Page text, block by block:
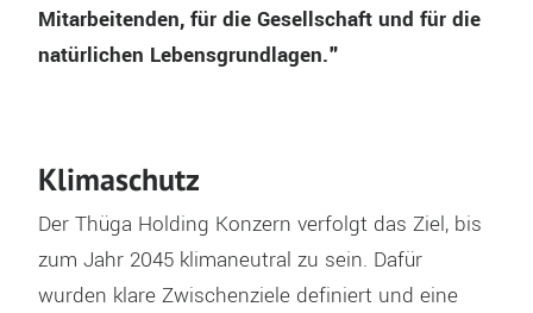
Mitarbeitenden, für die Gesellschaft und für die
natürlichen Lebensgrundlagen."
Klimaschutz
Der Thüga Holding Konzern verfolgt das Ziel, bis
zum Jahr 2045 klimaneutral zu sein. Dafür
wurden klare Zwischenziele definiert und eine